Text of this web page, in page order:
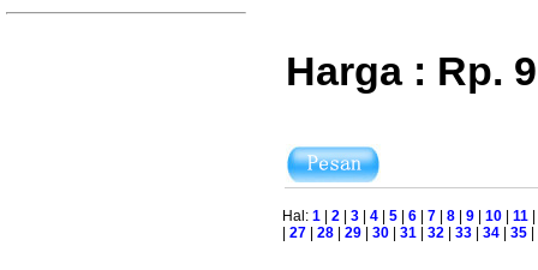
Harga : Rp.
Hal: 1 | 2 | 3 | 4 | 5 | 6 | 7 | 8 | 9 | 10 | 11 |
| 27 | 28 | 29 | 30 | 31 | 32 | 33 | 34 | 35 |